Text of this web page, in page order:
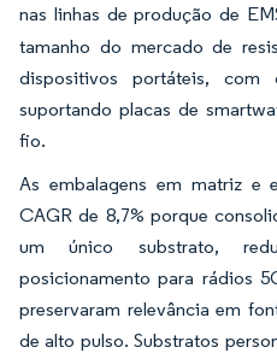
nas linhas de produção de
tamanho do mercado de
dispositivos portáteis,
suportando placas de
fio.
As embalagens em matriz e
CAGR de 8,7% porque
um único substrato,
posicionamento para rádios
preservaram relevância em
de alto pulso. Substratos